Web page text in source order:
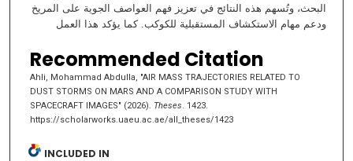
البحث، وتُسهم هذه النتائج في تعزيز فهم العواصف الجوية على المريخ
ودعم مهام الاستكشاف المستقبلية للكوكب. كما يؤكد هذا العمل
Recommended Citation
Ahli, Mohammad Abdulla, "AIR MASS TRAJECTORIES RELATED TO
DUST STORMS ON MARS AND A COMPARISON STUDY WITH
SPACECRAFT IMAGES" (2026). Theses. 1423.
https://scholarworks.uaeu.ac.ae/all_theses/1423
INCLUDED IN